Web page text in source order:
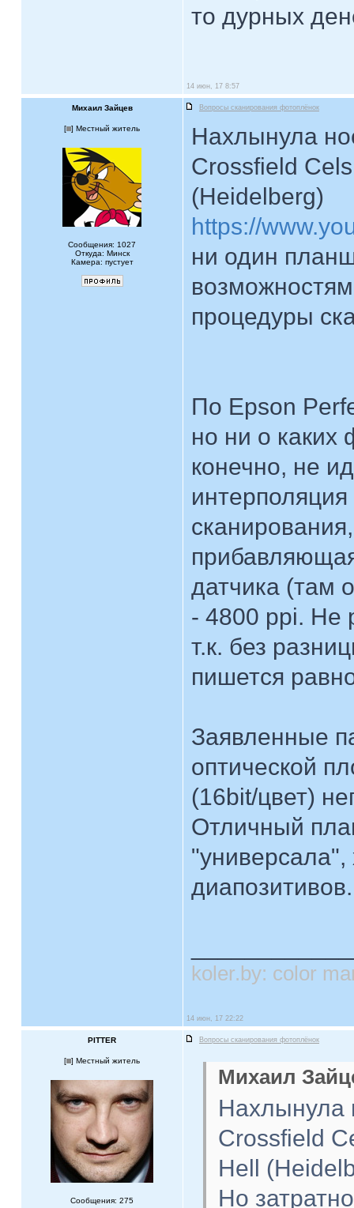
то дурных
14 июн, 17 8:57
Михаил Зайцев Вопросы сканирования фотоплёнок
[ ] Местный житель
Сообщения: 1027
Откуда: Минск
Камера: пустует
Нахлынула
Crossfield
(Heidelberg)
https://
ни один
процедуры
По Epson
но ни о каких
конечно, не
датчика (там
- 4800 ppi. Не
т.к. без
пишется
Заявленные
оптической
(16bit/цвет)
Отличный
"универсала",
диапозитивов.
koler.by: color
14 июн, 17 22:22
PITTER Вопросы сканирования фотоплёнок
[ ] Местный житель
Сообщения: 275
Михаил
Нахлынула
Crossfield
Hell
Но